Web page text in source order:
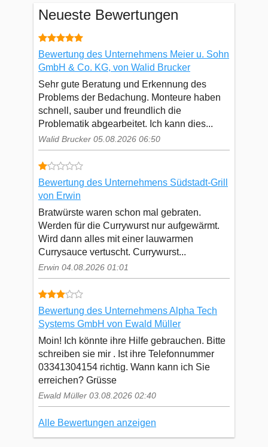
Neueste Bewertungen
Bewertung des Unternehmens Meier u. Sohn
GmbH & Co. KG, von Walid Brucker
Sehr gute Beratung und Erkennung des
Problems der Bedachung. Monteure haben
schnell, sauber und freundlich die
Problematik abgearbeitet. Ich kann dies...
Walid Brucker 05.08.2026 06:50
Bewertung des Unternehmens Südstadt-Grill
von Erwin
Bratwürste waren schon mal gebraten.
Werden für die Currywurst nur aufgewärmt.
Wird dann alles mit einer lauwarmen
Currysauce vertuscht. Currywurst...
Erwin 04.08.2026 01:01
Bewertung des Unternehmens Alpha Tech
Systems GmbH von Ewald Müller
Moin! Ich könnte ihre Hilfe gebrauchen. Bitte
schreiben sie mir . Ist ihre Telefonnummer
03341304154 richtig. Wann kann ich Sie
erreichen? Grüsse
Ewald Müller 03.08.2026 02:40
Alle Bewertungen anzeigen